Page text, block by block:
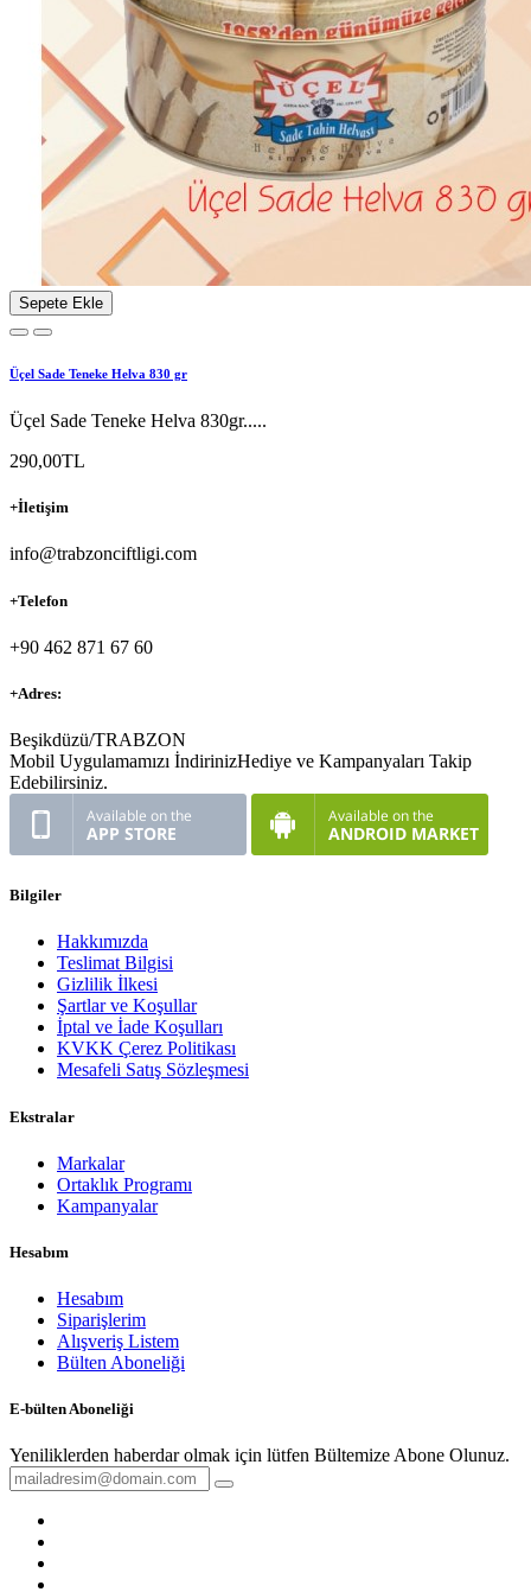
Sepete Ekle
Üçel Sade Teneke Helva 830 gr
Üçel Sade Teneke Helva 830gr.....
290,00TL
+İletişim
info@trabzonciftligi.com
+Telefon
+90 462 871 67 60
+Adres:
Beşikdüzü/TRABZON
Mobil Uygulamamızı İndirinizHediye ve Kampanyaları Takip
Edebilirsiniz.
Bilgiler
Hakkımızda
Teslimat Bilgisi
Gizlilik İlkesi
Şartlar ve Koşullar
İptal ve İade Koşulları
KVKK Çerez Politikası
Mesafeli Satış Sözleşmesi
Ekstralar
Markalar
Ortaklık Programı
Kampanyalar
Hesabım
Hesabım
Siparişlerim
Alışveriş Listem
Bülten Aboneliği
E-bülten Aboneliği
Yeniliklerden haberdar olmak için lütfen Bültemize Abone Olunuz.